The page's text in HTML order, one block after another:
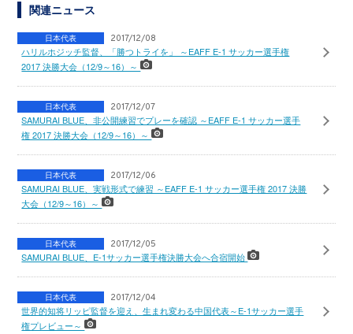
関連ニュース
日本代表 2017/12/08
ハリルホジッチ監督、「勝つトライを」 ～EAFF E-1 サッカー選手権
2017 決勝大会（12/9～16）～
日本代表 2017/12/07
SAMURAI BLUE、非公開練習でプレーを確認 ～EAFF E-1 サッカー選手
権 2017 決勝大会（12/9～16）～
日本代表 2017/12/06
SAMURAI BLUE、実戦形式で練習 ～EAFF E-1 サッカー選手権 2017 決勝
大会（12/9～16）～
日本代表 2017/12/05
SAMURAI BLUE、E-1サッカー選手権決勝大会へ合宿開始
日本代表 2017/12/04
世界的知将リッピ監督を迎え、生まれ変わる中国代表～E-1サッカー選手
権プレビュー～